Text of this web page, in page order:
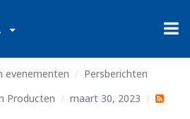
evenementen
Persberichten
Producten maart 30, 2023